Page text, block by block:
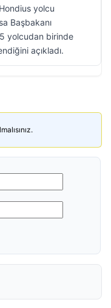
yolcu
Başbakanı
yolcudan birinde
açıkladı.